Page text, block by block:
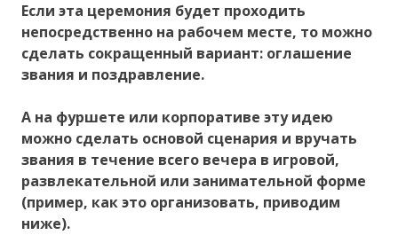
Если эта церемония будет проходить
непосредственно на рабочем месте, то можно
сделать сокращенный вариант: оглашение
звания и поздравление.
А на фуршете или корпоративе эту идею
можно сделать основой сценария и вручать
звания в течение всего вечера в игровой,
развлекательной или занимательной форме
(пример, как это организовать, приводим
ниже).